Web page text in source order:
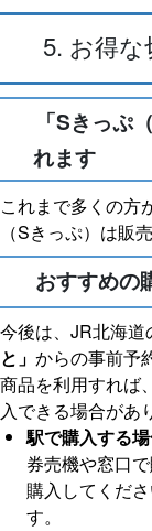
5. お得
「Sきっぷ
れます
これまで多くの方
（Sきっぷ）は販
おすすめの
今後は、JR北海道
と」 からの事前予
商品を利用すれば
入できる場合があ
駅で購入する場
券売機や窓口
購入してくだ
す。